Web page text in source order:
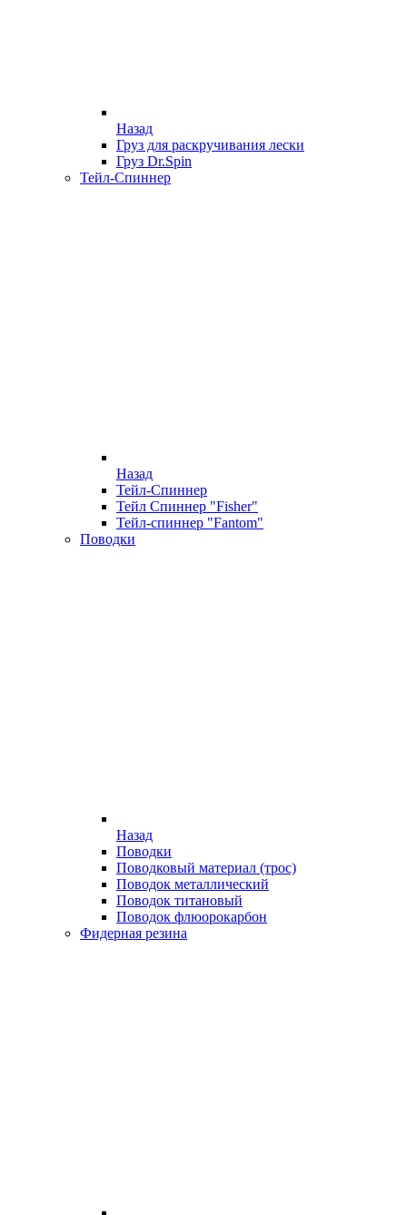
Назад
Груз для раскручивания лески
Груз Dr.Spin
Тейл-Спиннер
Назад
Тейл-Спиннер
Тейл Спиннер "Fisher"
Тейл-спиннер "Fantom"
Поводки
Назад
Поводки
Поводковый материал (трос)
Поводок металлический
Поводок титановый
Поводок флюорокарбон
Фидерная резина